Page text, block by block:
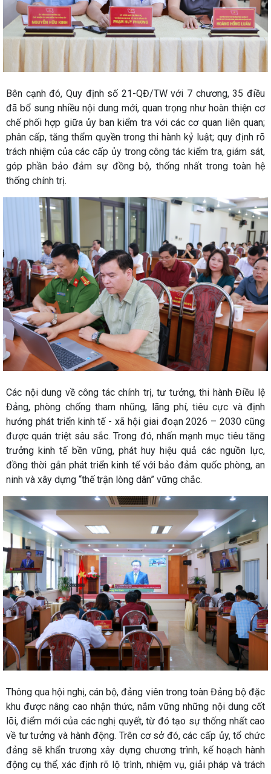
Bên cạnh đó, Quy định số 21-QĐ/TW với 7 chương, 35 điều
đã bổ sung nhiều nội dung mới, quan trọng như hoàn thiện cơ
chế phối hợp giữa ủy ban kiểm tra với các cơ quan liên quan;
phân cấp, tăng thẩm quyền trong thi hành kỷ luật; quy định rõ
trách nhiệm của các cấp ủy trong công tác kiểm tra, giám sát,
góp phần bảo đảm sự đồng bộ, thống nhất trong toàn hệ
thống chính trị.
Các nội dung về công tác chính trị, tư tưởng, thi hành Điều lệ
Đảng, phòng chống tham nhũng, lãng phí, tiêu cực và định
hướng phát triển kinh tế - xã hội giai đoạn 2026 – 2030 cũng
được quán triệt sâu sắc. Trong đó, nhấn mạnh mục tiêu tăng
trưởng kinh tế bền vững, phát huy hiệu quả các nguồn lực,
đồng thời gắn phát triển kinh tế với bảo đảm quốc phòng, an
ninh và xây dựng “thế trận lòng dân” vững chắc.
Thông qua hội nghị, cán bộ, đảng viên trong toàn Đảng bộ đặc
khu được nâng cao nhận thức, nắm vững những nội dung cốt
lõi, điểm mới của các nghị quyết, từ đó tạo sự thống nhất cao
về tư tưởng và hành động. Trên cơ sở đó, các cấp ủy, tổ chức
đảng sẽ khẩn trương xây dựng chương trình, kế hoạch hành
động cụ thể, xác định rõ lộ trình, nhiệm vụ, giải pháp và trách